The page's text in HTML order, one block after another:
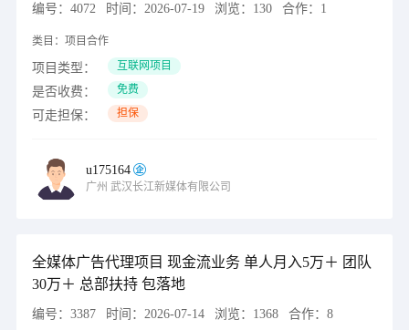
编号： 4072 时间： 2026-07-19 浏览： 130 合作： 1
类目： 项目合作
项目类型： 互联网项目
是否收费： 免费
可走担保： 担保
u175164
广州 武汉长江新媒体有限公司
全媒体广告代理项目 现金流业务 单人月入5万＋ 团队
30万＋ 总部扶持 包落地
编号： 3387 时间： 2026-07-14 浏览： 1368 合作： 8